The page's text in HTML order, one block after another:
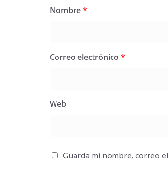
Nombre*
Correo electrónico *
Web
Guarda mi nombre, correo